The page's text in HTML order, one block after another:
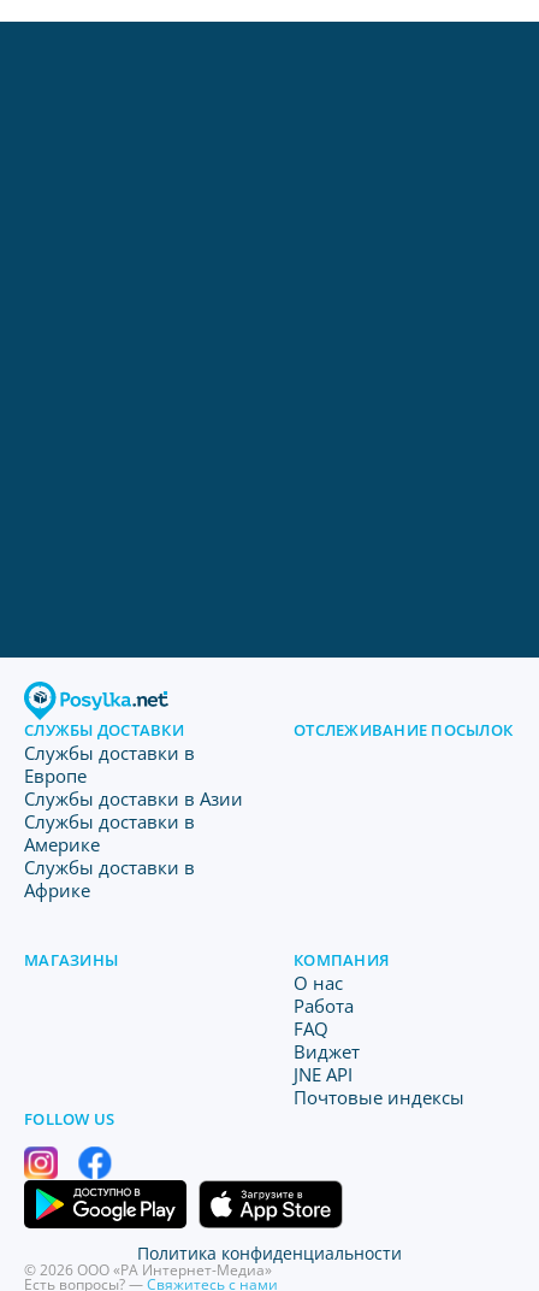
СЛУЖБЫ ДОСТАВКИ
Службы доставки в
Европе
Службы доставки в Азии
Службы доставки в
Америке
Службы доставки в
Африке
ОТСЛЕЖИВАНИЕ ПОСЫЛОК
МАГАЗИНЫ КОМПАНИЯ
O нас
Работа
FAQ
Виджет
JNE API
Почтовые индексы
FOLLOW US
© 2026 ООО «РА Интернет-Медиа»
Есть вопросы? —Свяжитесь с нами
Политика конфиденциальности